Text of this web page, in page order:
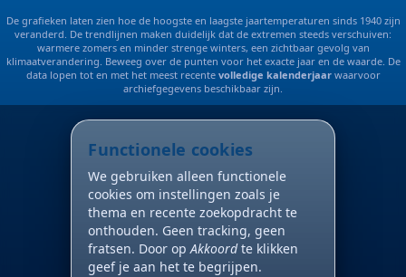
De grafieken laten zien hoe de hoogste en laagste jaartemperaturen sinds 1940 zijn
veranderd. De trendlijnen maken duidelijk dat de extremen steeds verschuiven:
warmere zomers en minder strenge winters, een zichtbaar gevolg van
klimaatverandering. Beweeg over de punten voor het exacte jaar en de waarde. De
data lopen tot en met het meest recente volledige kalenderjaarwaarvoor
archiefgegevens beschikbaar zijn.
Functionele cookies
We gebruiken alleen functionele
cookies om instellingen zoals je
thema en recente zoekopdracht te
onthouden. Geen tracking, geen
fratsen. Door opAkkoordte klikken
geef je aan het te begrijpen.